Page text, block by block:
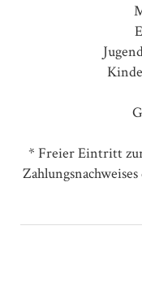
* Freier Eintritt zur